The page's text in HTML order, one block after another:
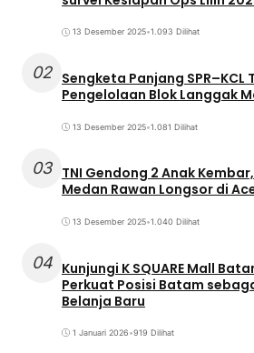
13 Desember 2025•1.093 Dilihat
02 Sengketa Panjang SPR–KCL
Pengelolaan Blok Langgak
13 Desember 2025•1.081 Dilihat
03 TNI Gendong 2 Anak
Medan Rawan Longsor di
13 Desember 2025•1.040 Dilihat
04 Kunjungi K SQUARE Mall
Perkuat Posisi Batam
Belanja Baru
1 Januari 2026•919 Dilihat